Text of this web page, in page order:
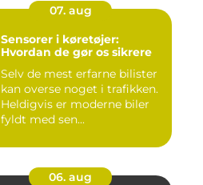
07. aug
Sensorer i køretøjer:
Hvordan de gør os sikrere
Selv de mest erfarne bilister
kan overse noget i trafikken.
Heldigvis er moderne biler
fyldt med sen...
06. aug